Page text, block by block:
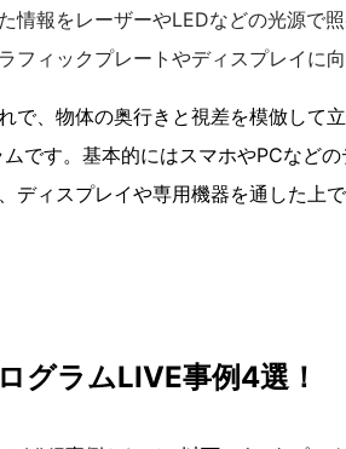
情報をレーザーやLEDなどの光源で
フィックプレートやディスプレイに
で、物体の奥行きと視差を模倣して
です。基本的にはスマホやPCなど
ディスプレイや専用機器を通した上
グラムLIVE事例4選！